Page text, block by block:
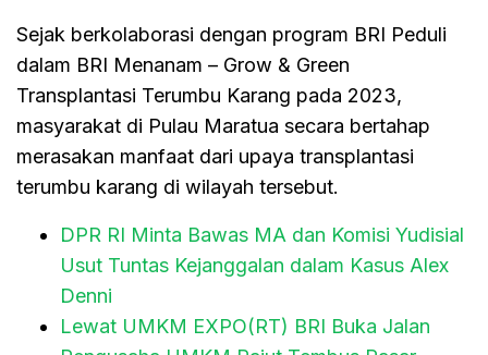
Sejak berkolaborasi dengan program BRI Peduli
dalam BRI Menanam – Grow & Green
Transplantasi Terumbu Karang pada 2023,
masyarakat di Pulau Maratua secara bertahap
merasakan manfaat dari upaya transplantasi
terumbu karang di wilayah tersebut.
DPR RI Minta Bawas MA dan Komisi Yudisial
Usut Tuntas Kejanggalan dalam Kasus Alex
Denni
Lewat UMKM EXPO(RT) BRI Buka Jalan